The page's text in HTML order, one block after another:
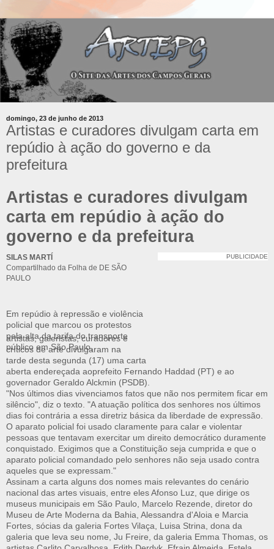
domingo, 23 de junho de 2013
Artistas e curadores divulgam carta em
repúdio à ação do governo e da
prefeitura
Artistas e curadores divulgam
carta em repúdio à ação do
governo e da prefeitura
PUBLICIDADE
SILAS MARTÍ
Compartilhado da Folha de DE SÃO
PAULO
Em repúdio à repressão e violência
policial que marcou os protestos
pela alta da tarifa do transporte
público em São Paulo,
artistas, galeristas, curadores e
críticos de arte divulgaram na
tarde desta segunda (17) uma carta
aberta endereçada aoprefeito Fernando Haddad (PT) e ao
governador Geraldo Alckmin (PSDB).
"Nos últimos dias vivenciamos fatos que não nos permitem ficar em
silêncio", diz o texto. "A atuação política dos senhores nos últimos
dias foi contrária a essa diretriz básica da liberdade de expressão.
O aparato policial foi usado claramente para calar e violentar
pessoas que tentavam exercitar um direito democrático duramente
conquistado. Exigimos que a Constituição seja cumprida e que o
aparato policial comandado pelo senhores não seja usado contra
aqueles que se expressam."
Assinam a carta alguns dos nomes mais relevantes do cenário
nacional das artes visuais, entre eles Afonso Luz, que dirige os
museus municipais em São Paulo, Marcelo Rezende, diretor do
Museu de Arte Moderna da Bahia, Alessandra d'Aloia e Marcia
Fortes, sócias da galeria Fortes Vilaça, Luisa Strina, dona da
galeria que leva seu nome, Ju Freire, da galeria Emma Thomas, os